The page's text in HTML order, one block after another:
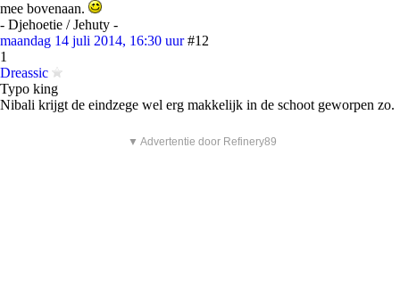
mee bovenaan.
- Djehoetie / Jehuty -
maandag 14 juli 2014, 16:30 uur #12
1
Dreassic
Typo king
Nibali krijgt de eindzege wel erg makkelijk in de schoot geworpen zo.
▼ Advertentie door Refinery89